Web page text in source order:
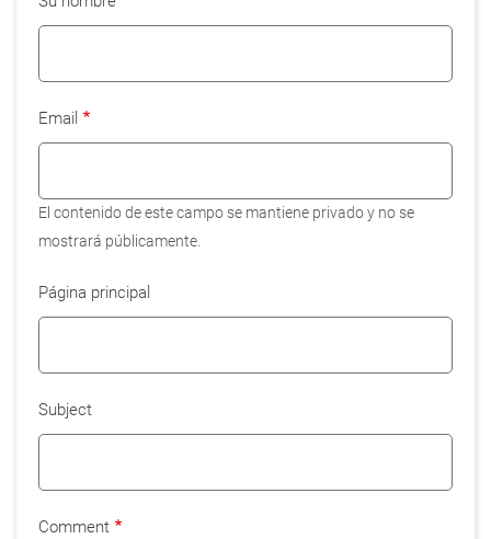
Email
El contenido de este campo se mantiene privado y no se
mostrará públicamente.
Página principal
Subject
Comment